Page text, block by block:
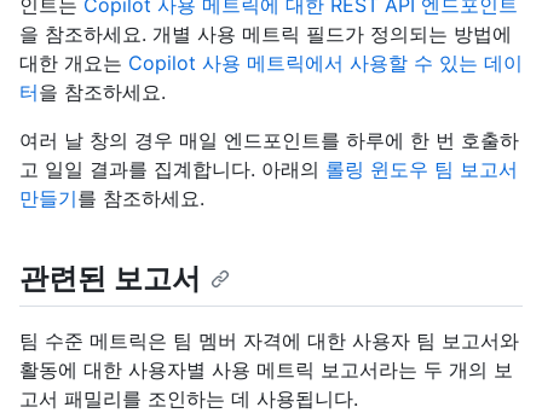
인트는 Copilot 사용 메트릭에 대한 REST API 엔드포인트
을 참조하세요. 개별 사용 메트릭 필드가 정의되는 방법에
대한 개요는 Copilot 사용 메트릭에서 사용할 수 있는 데이
터을 참조하세요.
여러 날 창의 경우 매일 엔드포인트를 하루에 한 번 호출하
고 일일 결과를 집계합니다. 아래의 롤링 윈도우 팀 보고서
만들기를 참조하세요.
관련된 보고서
팀 수준 메트릭은 팀 멤버 자격에 대한 사용자 팀 보고서와
활동에 대한 사용자별 사용 메트릭 보고서라는 두 개의 보
고서 패밀리를 조인하는 데 사용됩니다.